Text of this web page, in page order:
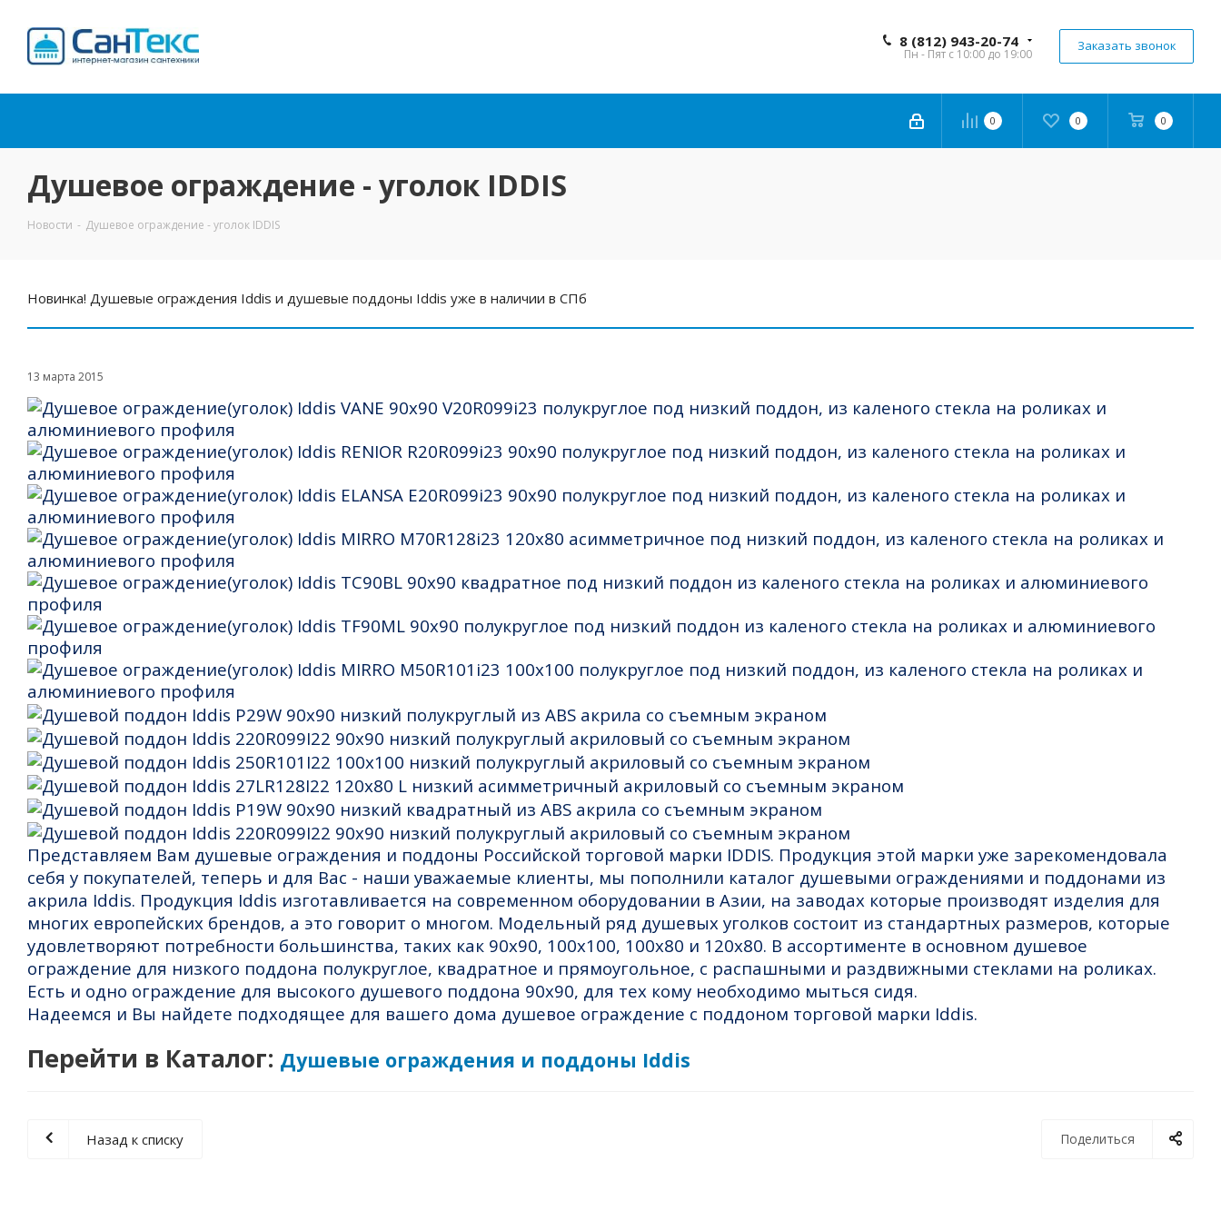
8 (812) 943-20-74
Пн - Пят с 10:00 до 19:00
Заказать звонок
0 0 0
Душевое ограждение - уголок IDDIS
Новости - Душевое ограждение - уголок IDDIS
Новинка! Душевые ограждения Iddis и душевые поддоны Iddis уже в наличии в СПб
13 марта 2015
Представляем Вам душевые ограждения и поддоны Российской торговой марки IDDIS. Продукция этой марки уже зарекомендовала
себя у покупателей, теперь и для Вас - наши уважаемые клиенты, мы пополнили каталог душевыми ограждениями и поддонами из
акрила Iddis. Продукция Iddis изготавливается на современном оборудовании в Азии, на заводах которые производят изделия для
многих европейских брендов, а это говорит о многом. Модельный ряд душевых уголков состоит из стандартных размеров, которые
удовлетворяют потребности большинства, таких как 90х90, 100х100, 100х80 и 120х80. В ассортименте в основном душевое
ограждение для низкого поддона полукруглое, квадратное и прямоугольное, с распашными и раздвижными стеклами на роликах.
Есть и одно ограждение для высокого душевого поддона 90х90, для тех кому необходимо мыться сидя.
Надеемся и Вы найдете подходящее для вашего дома душевое ограждение с поддоном торговой марки Iddis.
Перейти в Каталог: Душевые ограждения и поддоны Iddis
Поделиться
Назад к списку